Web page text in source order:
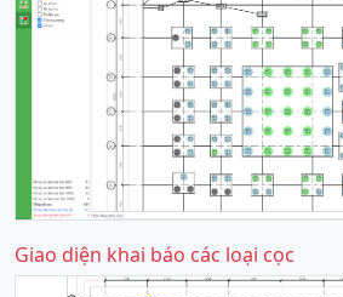
Giao diện khai báo các loại cọc